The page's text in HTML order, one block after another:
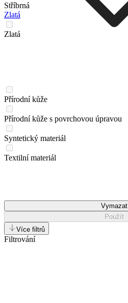
Stříbrná
Zlatá
Zlatá
Přírodní kůže
Přírodní kůže s povrchovou úpravou
Syntetický materiál
Textilní materiál
Vymazat
Použít
Více filtrů
Filtrování